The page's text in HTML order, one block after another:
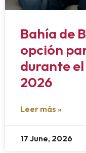
Bahía de
opción
durante
2026
Leer más »
17 June, 2026